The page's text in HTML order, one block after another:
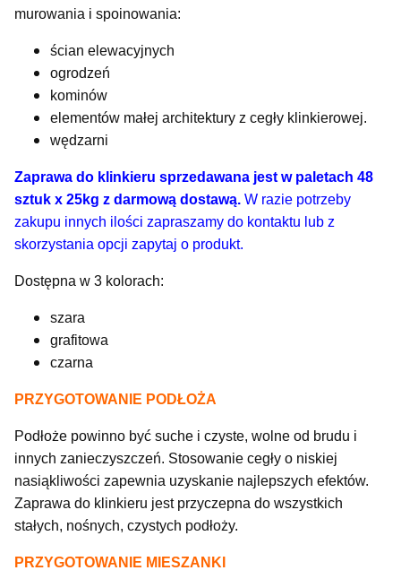
murowania i spoinowania:
ścian elewacyjnych
ogrodzeń
kominów
elementów małej architektury z cegły klinkierowej.
wędzarni
Zaprawa do klinkieru sprzedawana jest w paletach 48
sztuk x 25kg z darmową dostawą. W razie potrzeby
zakupu innych ilości zapraszamy do kontaktu lub z
skorzystania opcji zapytaj o produkt.
Dostępna w 3 kolorach:
szara
grafitowa
czarna
PRZYGOTOWANIE PODŁOŻA
Podłoże powinno być suche i czyste, wolne od brudu i
innych zanieczyszczeń. Stosowanie cegły o niskiej
nasiąkliwości zapewnia uzyskanie najlepszych efektów.
Zaprawa do klinkieru jest przyczepna do wszystkich
stałych, nośnych, czystych podłoży.
PRZYGOTOWANIE MIESZANKI